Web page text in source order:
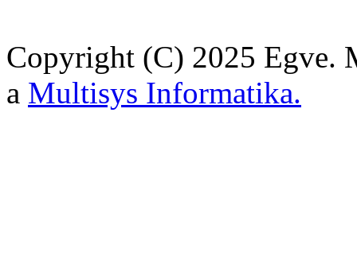
Copyright (C) 2025 Egve.
a Multisys Informatika.